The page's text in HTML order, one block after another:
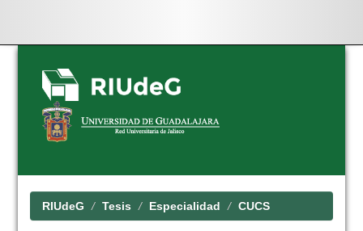
Skip
navigation
RIUdeG Tesis Especialidad CUCS